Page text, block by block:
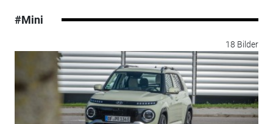
#Mini
18 Bilder